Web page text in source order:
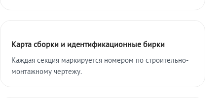
Карта сборки и идентификационные бирки
Каждая секция маркируется номером по строительно-
монтажному чертежу.